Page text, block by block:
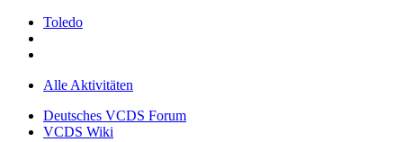
Toledo
Alle Aktivitäten
Deutsches VCDS Forum
VCDS Wiki